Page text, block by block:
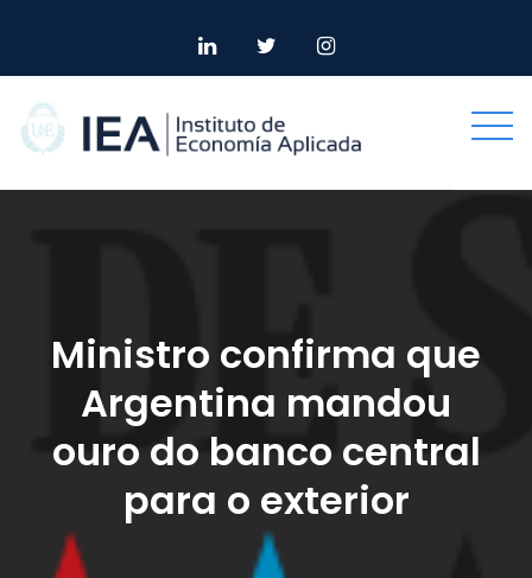
content
Ministro confirma que
Argentina mandou
ouro do banco central
para o exterior